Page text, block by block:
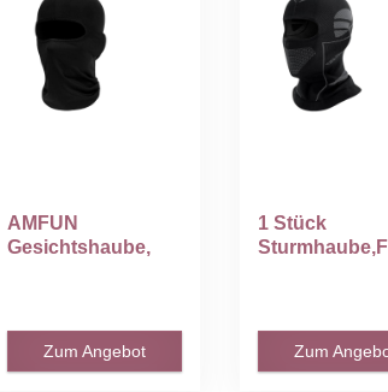
AMFUN
Gesichtshaube,
Zum Angebot
1 Stück
Zum